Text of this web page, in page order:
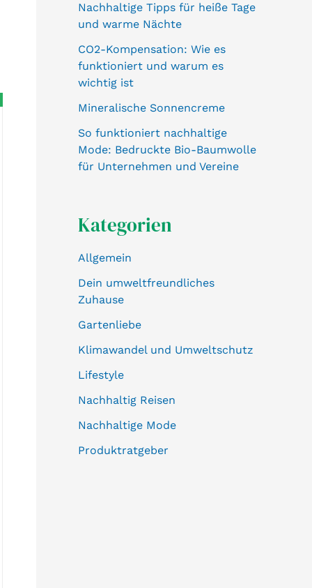
Nachhaltige Tipps für heiße Tage
und warme Nächte
CO2-Kompensation: Wie es
funktioniert und warum es
wichtig ist
Mineralische Sonnencreme
So funktioniert nachhaltige
Mode: Bedruckte Bio-Baumwolle
für Unternehmen und Vereine
Kategorien
Allgemein
Dein umweltfreundliches
Zuhause
Gartenliebe
Klimawandel und Umweltschutz
Lifestyle
Nachhaltig Reisen
Nachhaltige Mode
Produktratgeber